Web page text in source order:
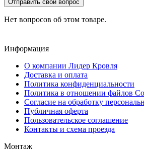
Отправить свой вопрос
Нет вопросов об этом товаре.
Информация
О компании Лидер Кровля
Доставка и оплата
Политика конфиденциальности
Политика в отношении файлов
Согласие на обработку
Публичная оферта
Пользовательское соглашение
Контакты и схема проезда
Монтаж